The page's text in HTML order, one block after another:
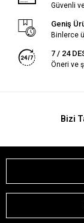
Güvenli
Geniş
Binlerce
7 / 24
Öneri ve
Bizi